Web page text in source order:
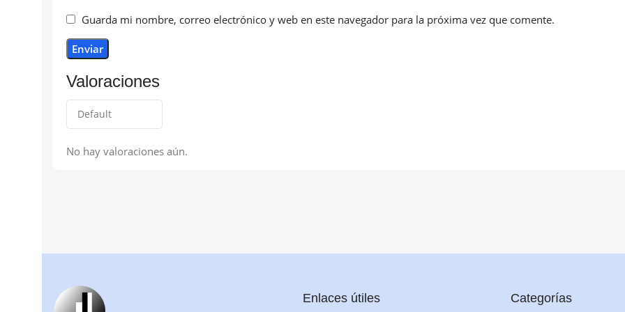
Valoraciones
No hay valoraciones aún.
Guarda mi nombre, correo electrónico y web en este navegador para la próxima vez que comente.
Enlaces útiles Categorías